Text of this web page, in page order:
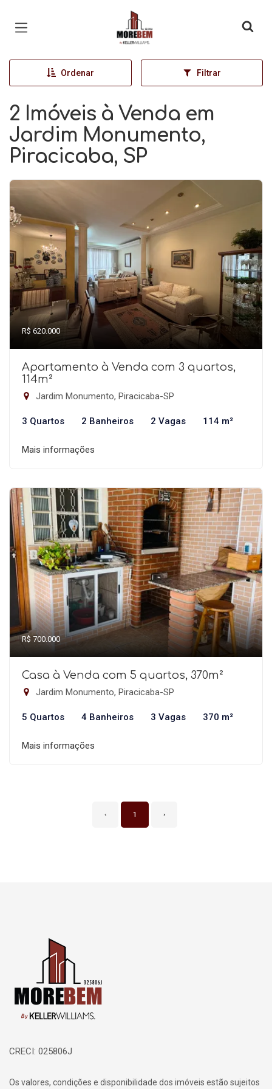
Página inicial
Ordenar Filtrar
2 Imóveis à Venda em
Jardim Monumento,
Piracicaba, SP
R$ 620.000
Apartamento à Venda com 3 quartos,
114m²
Jardim Monumento, Piracicaba-SP
3 Quartos 2 Banheiros 2 Vagas 114 m²
Mais informações
R$ 700.000
Casa à Venda com 5 quartos, 370m²
Jardim Monumento, Piracicaba-SP
5 Quartos 4 Banheiros 3 Vagas 370 m²
Mais informações
‹ 1 ›
Página inicial
CRECI: 025806J
Os valores, condições e disponibilidade dos imóveis estão sujeitos